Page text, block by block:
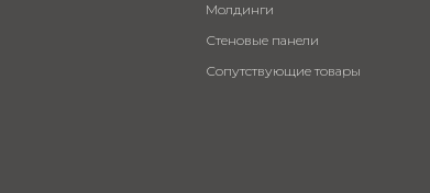
Молдинги
Стеновые панели
Сопутствующие товары